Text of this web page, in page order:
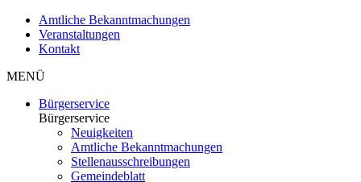
Amtliche Bekanntmachungen
Veranstaltungen
Kontakt
MENÜ
Bürgerservice
Bürgerservice
Neuigkeiten
Amtliche Bekanntmachungen
Stellenausschreibungen
Gemeindeblatt